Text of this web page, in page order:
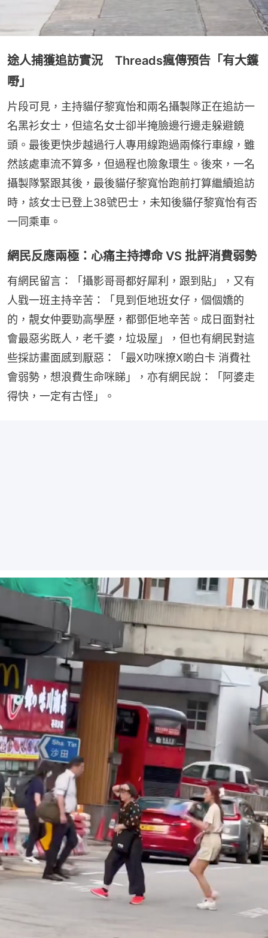
途人捕獲追訪實況 Threads瘋傳預告「有大鑊
嘢」
片段可見，主持貓仔黎寬怡和兩名攝製隊正在追訪一
名黑衫女士，但這名女士卻半掩臉邊行邊走躲避鏡
頭。最後更快步越過行人專用線跑過兩條行車線，雖
然該處車流不算多，但過程也險象環生。後來，一名
攝製隊緊跟其後，最後貓仔黎寬怡跑前打算繼續追訪
時，該女士已登上38號巴士，未知後貓仔黎寬怡有否
一同乘車。
網民反應兩極：心痛主持搏命 VS 批評消費弱勢
有網民留言：「攝影哥哥都好犀利，跟到貼」，又有
人戥一班主持辛苦：「見到佢地班女仔，個個嬌的
的，靚女仲要勁高學歷，都鄧佢地辛苦。成日面對社
會最惡劣既人，老千婆，垃圾屋」，但也有網民對這
些採訪畫面感到厭惡：「最X叻咪撩X啲白卡 消費社
會弱勢，想浪費生命咪睇」，亦有網民說：「阿婆走
得快，一定有古怪」。